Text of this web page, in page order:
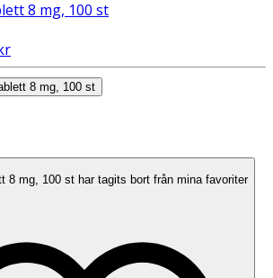
8 mg, 100 st
8 mg, 100 st
8 mg, 100 st har tagits bort från mina favoriter